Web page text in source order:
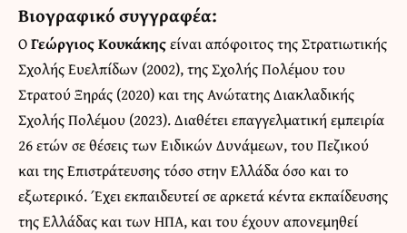
Βιογραφικό συγγραφέα:
ΟΓεώργιος Κουκάκηςείναι απόφοιτος της Στρατιωτικής
Σχολής Ευελπίδων (2002), της Σχολής Πολέμου του
Στρατού Ξηράς (2020) και της Ανώτατης Διακλαδικής
Σχολής Πολέμου (2023). Διαθέτει επαγγελματική εμπειρία
26 ετών σε θέσεις των Ειδικών Δυνάμεων, του Πεζικού
και της Επιστράτευσης τόσο στην Ελλάδα όσο και το
εξωτερικό. Έχει εκπαιδευτεί σε αρκετά κέντα εκπαίδευσης
της Ελλάδας και των ΗΠΑ, και του έχουν απονεμηθεί